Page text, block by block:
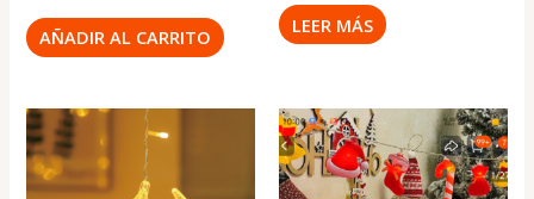
AÑADIR AL CARRITO
LEER MÁS
El
precio
original
El
precio
actual
es:
El
precio
original
era:
precio
actual
es: